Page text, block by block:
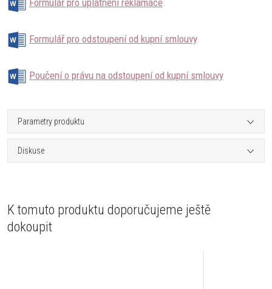
Formulář pro uplatnění reklamace
Formulář pro odstoupení od kupní smlouvy
Poučení o právu na odstoupení od kupní smlouvy
Parametry produktu
Diskuse
K tomuto produktu doporučujeme ještě
dokoupit